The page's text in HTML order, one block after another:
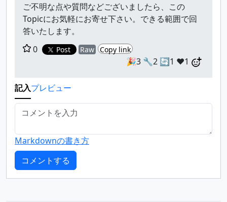
ご不明な点や質問などございましたら、この
Topicにお気軽にお寄せ下さい。できる範囲で回
答いたします。
0
Post Raw Copy link
🎉3 🔧2 🔄1 ❤️1
記入プレビュー
Markdownの書き方